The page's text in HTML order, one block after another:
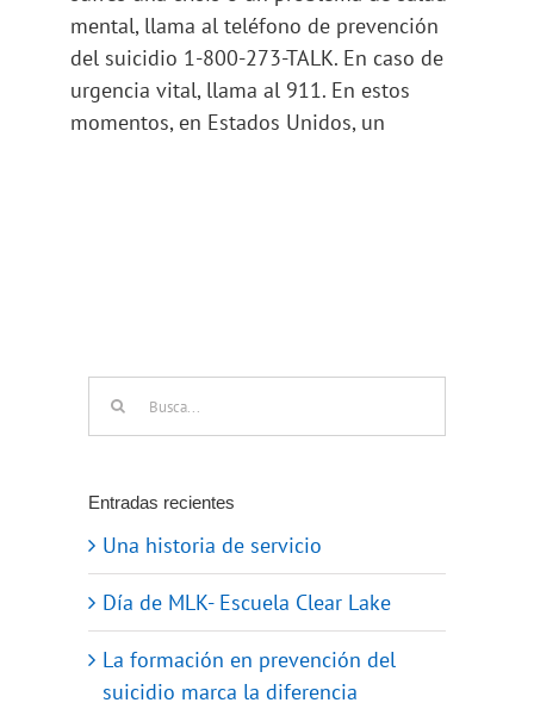
mental, llama al teléfono de prevención
del suicidio 1-800-273-TALK. En caso de
urgencia vital, llama al 911. En estos
momentos, en Estados Unidos, un
Entradas recientes
Una historia de servicio
Día de MLK- Escuela Clear Lake
La formación en prevención del
suicidio marca la diferencia